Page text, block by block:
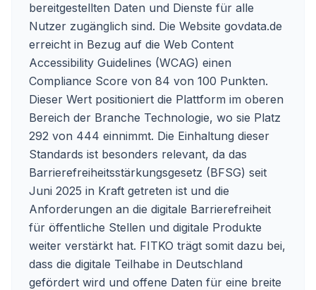
bereitgestellten Daten und Dienste für alle
Nutzer zugänglich sind. Die Website govdata.de
erreicht in Bezug auf die Web Content
Accessibility Guidelines (WCAG) einen
Compliance Score von 84 von 100 Punkten.
Dieser Wert positioniert die Plattform im oberen
Bereich der Branche Technologie, wo sie Platz
292 von 444 einnimmt. Die Einhaltung dieser
Standards ist besonders relevant, da das
Barrierefreiheitsstärkungsgesetz (BFSG) seit
Juni 2025 in Kraft getreten ist und die
Anforderungen an die digitale Barrierefreiheit
für öffentliche Stellen und digitale Produkte
weiter verstärkt hat. FITKO trägt somit dazu bei,
dass die digitale Teilhabe in Deutschland
gefördert wird und offene Daten für eine breite